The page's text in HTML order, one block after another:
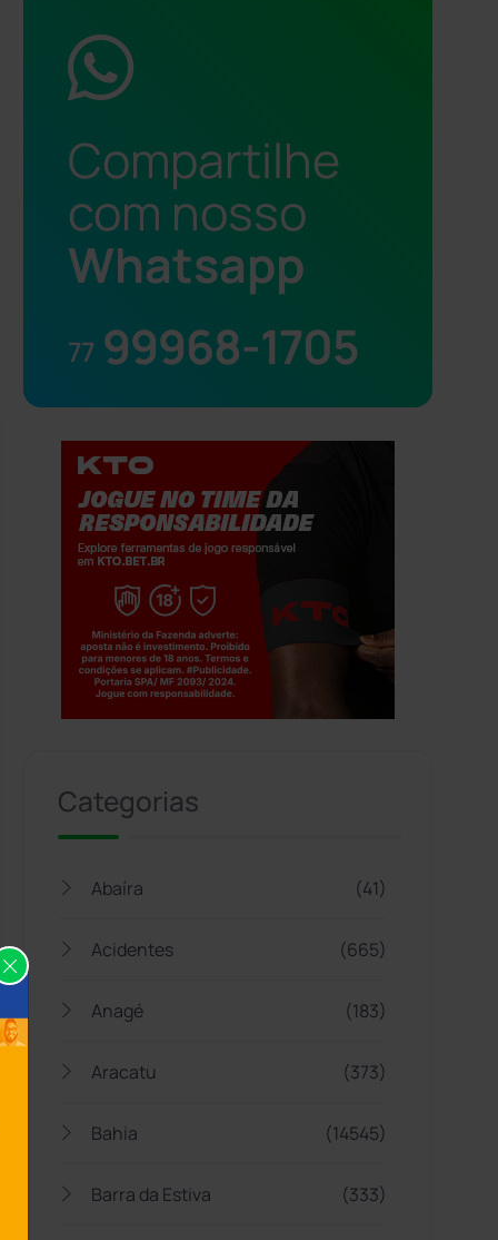
Compartilhe
com nosso
Whatsapp
77 99968-1705
Categorias
Abaíra (41)
Acidentes (665)
Anagé (183)
Aracatu (373)
Bahia (14545)
Barra da Estiva (333)